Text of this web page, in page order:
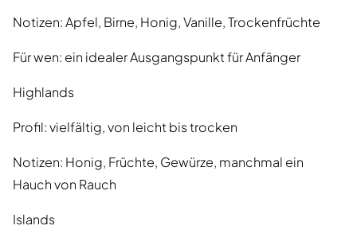
Notizen: Apfel, Birne, Honig, Vanille, Trockenfrüchte
Für wen: ein idealer Ausgangspunkt für Anfänger
Highlands
Profil: vielfältig, von leicht bis trocken
Notizen: Honig, Früchte, Gewürze, manchmal ein
Hauch von Rauch
Islands